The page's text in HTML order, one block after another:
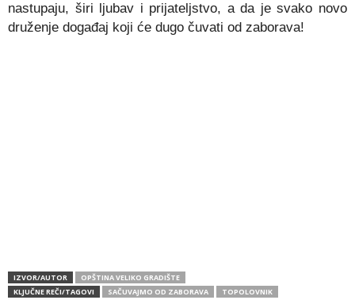
nastupaju, širi ljubav i prijateljstvo, a da je svako novo
druženje događaj koji će dugo čuvati od zaborava!
IZVOR/AUTOR
OPŠTINA VELIKO GRADIŠTE
KLJUČNE REČI/TAGOVI
SAČUVAJMO OD ZABORAVA
TOPOLOVNIK